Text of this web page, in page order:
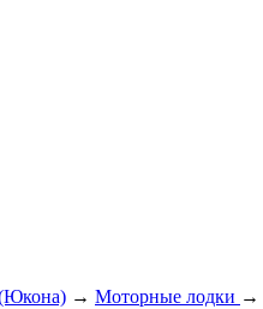
→ Моторные лодки →